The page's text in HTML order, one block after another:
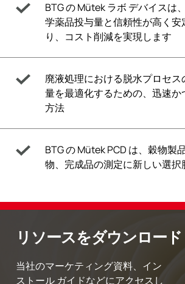
BTG の Mütek ラボ デバイスは
学薬品投与量と信頼性が高く安
り、コスト削減を実現します
廃液処理における脱水プロセ
量を最適化するための、迅速か
方法
BTG の Mütek PCD は、穀物製
物、完成品の測定に新しい選択
リソースをダウンロード
当社のマーケティング資料、イン
ストール ガイドなどにアクセスし